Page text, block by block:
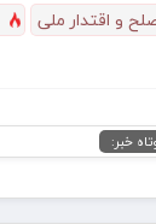
و اقتدار ملی
خبر: